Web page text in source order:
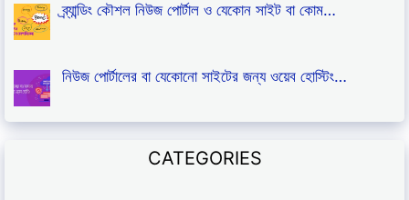
ব্র্যান্ডিং কৌশল নিউজ পোর্টাল ও যেকোন সাইট বা কোম…
নিউজ পোর্টালের বা যেকোনো সাইটের জন্য ওয়েব হোস্টিং…
CATEGORIES